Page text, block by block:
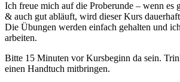
Ich freue mich auf die Proberunde – wenn es
& auch gut abläuft, wird dieser Kurs
Die Übungen werden einfach gehalten und
arbeiten.
Bitte 15 Minuten vor Kursbeginn da sein.
einen Handtuch mitbringen.